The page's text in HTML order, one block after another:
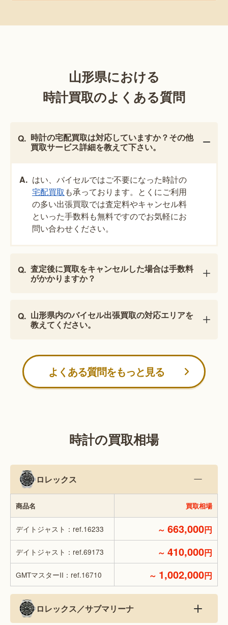
山形県における
時計買取のよくある質問
時計の宅配買取は対応していますか？その他
買取サービス詳細を教えて下さい。
はい、バイセルではご不要になった時計の
宅配買取 も承っております。とくにご利用
の多い出張買取では査定料やキャンセル料
といった手数料も無料ですのでお気軽にお
問い合わせください。
査定後に買取をキャンセルした場合は手数料
がかかりますか？
山形県内のバイセル出張買取の対応エリアを
教えてください。
よくある質問をもっと見る
時計の買取相場
ロレックス
商品名 買取相場
デイトジャスト：ref.16233 ～ 663,000円
デイトジャスト：ref.69173 ～ 410,000円
GMTマスターII：ref.16710 ～ 1,002,000円
ロレックス／サブマリーナ